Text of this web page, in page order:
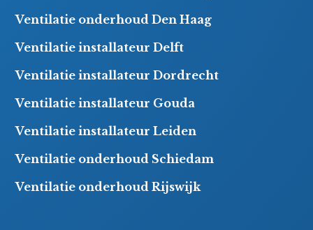
Ventilatie onderhoud Den Haag
Ventilatie installateur Delft
Ventilatie installateur Dordrecht
Ventilatie installateur Gouda
Ventilatie installateur Leiden
Ventilatie onderhoud Schiedam
Ventilatie onderhoud Rijswijk